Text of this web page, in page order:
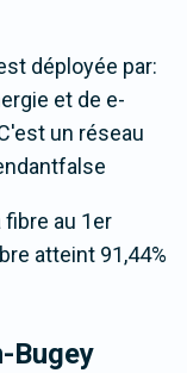
déployée par:
et de e-
un réseau
fibre au 1er
atteint 91,44%
Bugey